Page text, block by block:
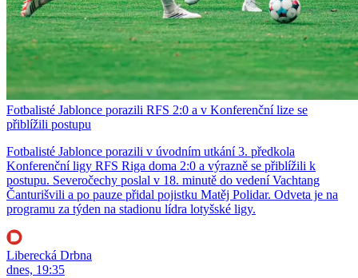
Fotbalisté Jablonce porazili RFS 2:0 a v Konferenční lize se
přiblížili postupu
Fotbalisté Jablonce porazili v úvodním utkání 3. předkola
Konferenční ligy RFS Riga doma 2:0 a výrazně se přiblížili k
postupu. Severočechy poslal v 18. minutě do vedení Vachtang
Čanturišvili a po pauze přidal pojistku Matěj Polidar. Odveta je na
programu za týden na stadionu lídra lotyšské ligy.
Liberecká Drbna
dnes, 19:35